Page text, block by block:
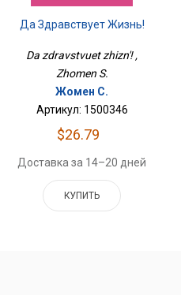
Да Здравствует Жизнь!
Da zdravstvuet zhizn'! ,
Zhomen S.
Жомен С.
Артикул: 1500346
$26.79
Доставка за 14–20 дней
КУПИТЬ